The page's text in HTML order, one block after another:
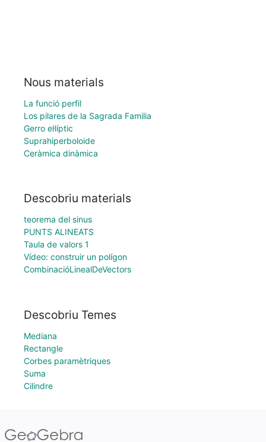
Nous materials
La funció perfil
Los pilares de la Sagrada Familia
Gerro el·líptic
Suprahiperboloide
Ceràmica dinàmica
Descobriu materials
teorema del sinus
PUNTS ALINEATS
Taula de valors 1
Vídeo: construir un polígon
CombinacióLinealDeVectors
Descobriu Temes
Mediana
Rectangle
Corbes paramètriques
Suma
Cilindre